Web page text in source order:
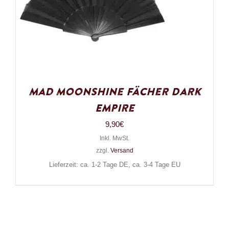
Mad Moonshine Fächer Dark
Empire
9,90€
Inkl. MwSt.
zzgl. Versand
Lieferzeit: ca. 1-2 Tage DE, ca. 3-4 Tage EU